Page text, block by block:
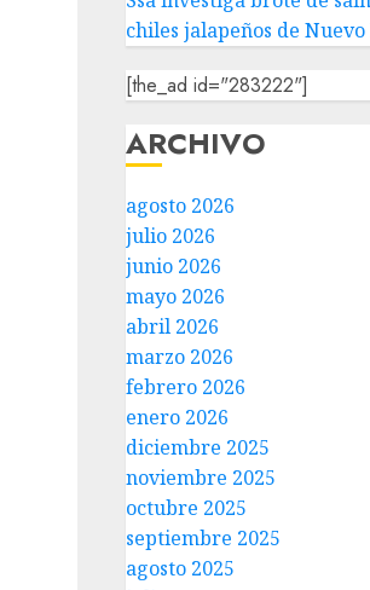
chiles jalapeños de
[the_ad id="283222"]
ARCHIVO
agosto 2026
julio 2026
junio 2026
mayo 2026
abril 2026
marzo 2026
febrero 2026
enero 2026
diciembre 2025
noviembre 2025
octubre 2025
septiembre 2025
agosto 2025